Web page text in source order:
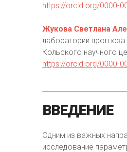
https://orcid.org/0000-
Жукова Светлана
лаборатории
Кольского научного
https://orcid.org/0000-
ВВЕДЕНИЕ
Одним из важных
исследование